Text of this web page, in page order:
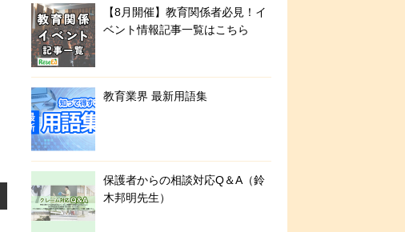
【8月開催】教育関係者必見！イ
ベント情報記事一覧はこちら
教育業界 最新用語集
保護者からの相談対応Q＆A（鈴
木邦明先生）